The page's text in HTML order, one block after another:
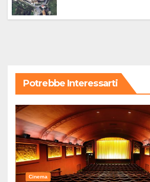
Potrebbe Interessarti
Cinema